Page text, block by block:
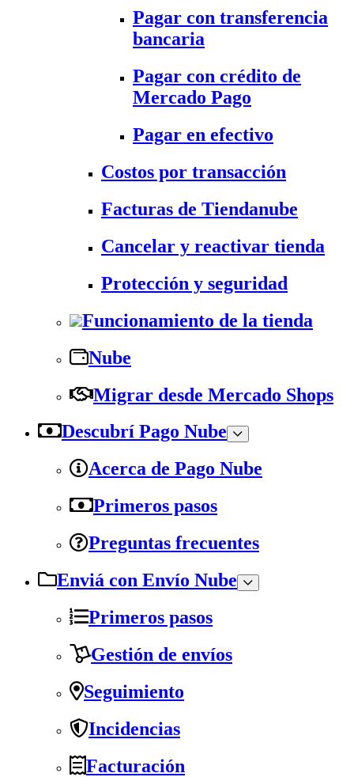
Pagar con transferencia
bancaria
Pagar con crédito de
Mercado Pago
Pagar en efectivo
Costos por transacción
Facturas de Tiendanube
Cancelar y reactivar tienda
Protección y seguridad
Funcionamiento de la tienda
Nube
Migrar desde Mercado Shops
Descubrí Pago Nube
Acerca de Pago Nube
Primeros pasos
Preguntas frecuentes
Enviá con Envío Nube
Primeros pasos
Gestión de envíos
Seguimiento
Incidencias
Facturación